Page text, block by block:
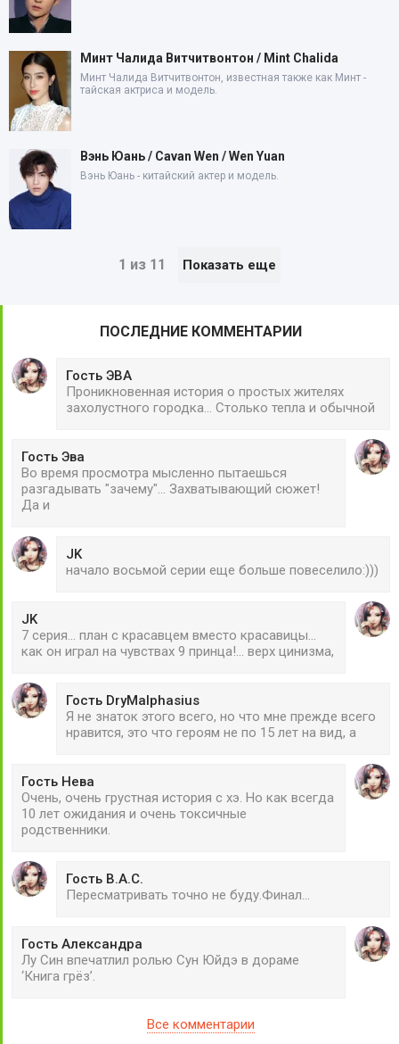
Минт Чалида Витчитвонтон / Mint Chalida
Минт Чалида Витчитвонтон, известная также как Минт -
тайская актриса и модель.
Вэнь Юань / Cavan Wen / Wen Yuan
Вэнь Юань - китайский актер и модель.
1 из 11 Показать еще
ПОСЛЕДНИЕ КОММЕНТАРИИ
Гость ЭВА
Проникновенная история о простых жителях
захолустного городка... Столько тепла и обычной
Гость Эва
Во время просмотра мысленно пытаешься
разгадывать "зачему"... Захватывающий сюжет!
Да и
JK
начало восьмой серии еще больше повеселило:)))
JK
7 серия... план с красавцем вместо красавицы...
как он играл на чувствах 9 принца!... верх цинизма,
Гость DryMalphasius
Я не знаток этого всего, но что мне прежде всего
нравится, это что героям не по 15 лет на вид, а
Гость Нева
Очень, очень грустная история с хэ. Но как всегда
10 лет ожидания и очень токсичные
родственники.
Гость В.А.С.
Пересматривать точно не буду.Финал...
Гость Александра
Лу Син впечатлил ролью Сун Юйдэ в дораме
‘Книга грёз’.
Все комментарии